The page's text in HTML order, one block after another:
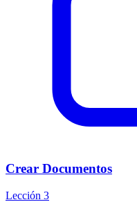
Crear Documentos
Lección 3